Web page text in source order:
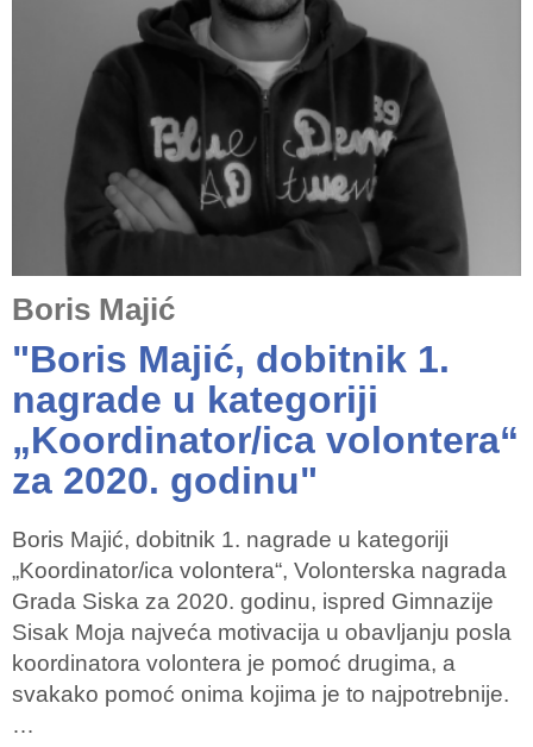
Boris Majić
"Boris Majić, dobitnik 1.
nagrade u kategoriji
„Koordinator/ica volontera“
za 2020. godinu"
Boris Majić, dobitnik 1. nagrade u kategoriji
„Koordinator/ica volontera“, Volonterska nagrada
Grada Siska za 2020. godinu, ispred Gimnazije
Sisak Moja najveća motivacija u obavljanju posla
koordinatora volontera je pomoć drugima, a
svakako pomoć onima kojima je to najpotrebnije.
…